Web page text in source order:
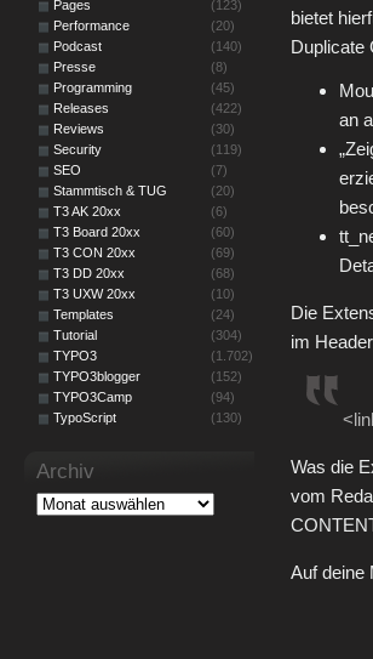
bietet
Duplicate
an
Die
im
Was die
vom
Auf deine
Pages
(123)
Performance
(20)
Podcast
(140)
Presse
(8)
Programming
(45)
Releases
(422)
Reviews
(30)
Security
(119)
SEO
(7)
Stammtisch & TUG
(20)
T3 AK 20xx
(6)
T3 Board 20xx
(60)
T3 CON 20xx
(69)
T3 DD 20xx
(68)
T3 UXW 20xx
(10)
Templates
(24)
Tutorial
(304)
TYPO3
(1.702)
TYPO3blogger
(152)
TYPO3Camp
(94)
TypoScript
(130)
Archiv